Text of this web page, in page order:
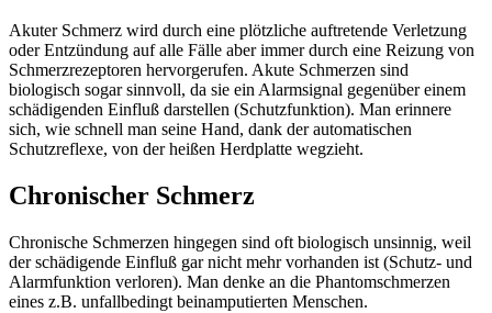
Akuter Schmerz wird durch eine plötzliche auftretende Verletzung
oder Entzündung auf alle Fälle aber immer durch eine Reizung von
Schmerzrezeptoren hervorgerufen. Akute Schmerzen sind
biologisch sogar sinnvoll, da sie ein Alarmsignal gegenüber einem
schädigenden Einfluß darstellen (Schutzfunktion). Man erinnere
sich, wie schnell man seine Hand, dank der automatischen
Schutzreflexe, von der heißen Herdplatte wegzieht.
Chronischer Schmerz
Chronische Schmerzen hingegen sind oft biologisch unsinnig, weil
der schädigende Einfluß gar nicht mehr vorhanden ist (Schutz- und
Alarmfunktion verloren). Man denke an die Phantomschmerzen
eines z.B. unfallbedingt beinamputierten Menschen.